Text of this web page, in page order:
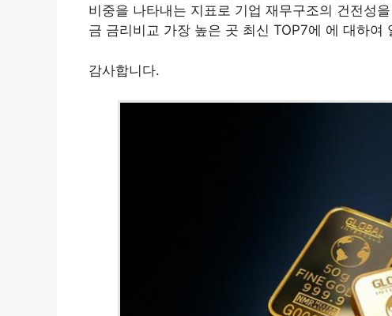
비중을 나타내는 지표로 기업 재무구조의 건전성
금 금리비교 가장 높은 곳 최신 TOP7에 에 대하여
감사합니다.